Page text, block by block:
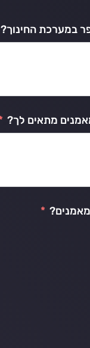
במערכת
מתאים לך?